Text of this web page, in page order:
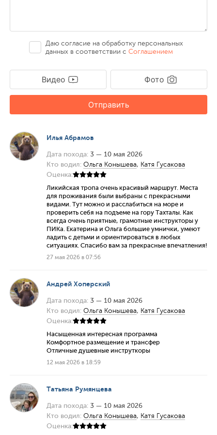
Даю согласие на обработку персональных
данных в соответствии сСоглашением
Видео Фото
Отправить
Илья Абрамов
Дата похода: 3 — 10 мая 2026
Кто водил: Ольга Конышева, Катя Гусакова
Оценка:
Ликийская тропа очень красивый маршрут. Места
для проживания были выбраны с прекрасными
видами. Тут можно и расслабиться на море и
проверить себя на подъеме на гору Тахталы. Как
всегда очень приятные, грамотные инструкторы у
ПИКа. Екатерина и Ольга большие умнички, умеют
ладить с детьми и ориентироваться в любых
ситуациях. Спасибо вам за прекрасные впечатления!
27 мая 2026 в 07:56
Андрей Хоперский
Дата похода: 3 — 10 мая 2026
Кто водил: Ольга Конышева, Катя Гусакова
Оценка:
Насыщенная интересная программа
Комфортное размещение и трансфер
Отличные душевные инструткоры
12 мая 2026 в 18:59
Татьяна Румянцева
Дата похода: 3 — 10 мая 2026
Кто водил: Ольга Конышева, Катя Гусакова
Оценка: